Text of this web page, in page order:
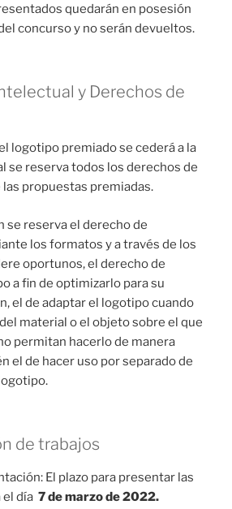
quedarán en posesión
concurso y no serán devueltos.
y Derechos de
logotipo premiado se cederá a la
se reserva todos los derechos de
las propuestas premiadas.
se reserva el derecho de
los formatos y a través de los
oportunos, el derecho de
a fin de optimizarlo para su
el de adaptar el logotipo cuando
material o el objeto sobre el que
permitan hacerlo de manera
el de hacer uso por separado de
de trabajos
El plazo para presentar las
el día 7 de marzo de 2022.